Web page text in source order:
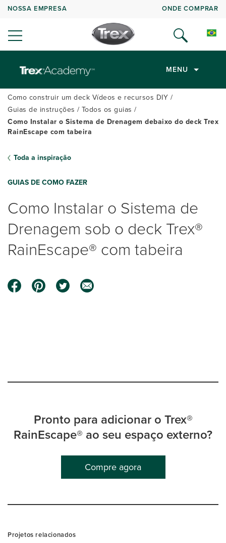
NOSSA EMPRESA ONDE COMPRAR
MENU
Como construir um deck Vídeos e recursos DIY
Guias de instruções
Todos os guias
Como Instalar o Sistema de Drenagem debaixo do deck Trex
RainEscape com tabeira
Toda a inspiração
GUIAS DE COMO FAZER
Como Instalar o Sistema de
Drenagem sob o deck Trex®
RainEscape® com tabeira
Pronto para adicionar o Trex®
RainEscape® ao seu espaço externo?
Compre agora
Projetos relacionados